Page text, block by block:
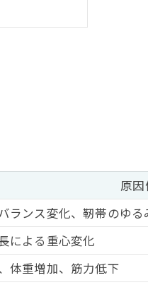
め？
ア
集
知識
説
原因
ランス変化、靭帯のゆる
による重心変化
体重増加、筋力低下